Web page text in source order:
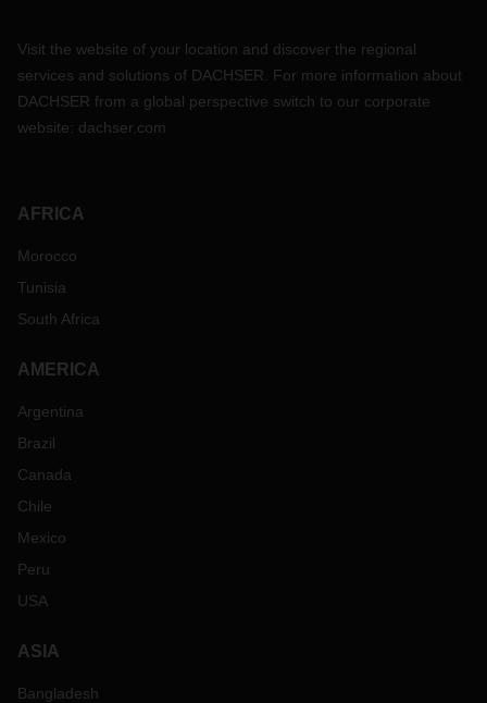
Visit the website of your location and discover the regional
services and solutions of DACHSER. For more information about
DACHSER from a global perspective switch to our corporate
website: dachser.com
AFRICA
Morocco
Tunisia
South Africa
AMERICA
Argentina
Brazil
Canada
Chile
Mexico
Peru
USA
ASIA
Bangladesh